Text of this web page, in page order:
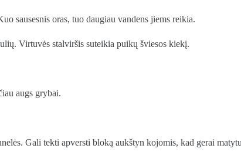
sausesnis oras, tuo daugiau vandens jiems reikia.
Virtuvės stalviršis suteikia puikų šviesos kiekį.
augs grybai.
Gali tekti apversti bloką aukštyn kojomis, kad gerai